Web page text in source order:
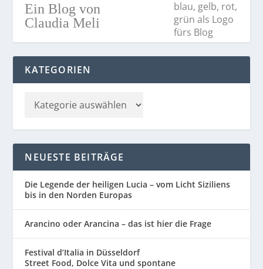
Ein Blog von
Claudia Meli
KATEGORIEN
NEUESTE BEITRÄGE
Die Legende der heiligen Lucia – vom Licht Siziliens
bis in den Norden Europas
Arancino oder Arancina – das ist hier die Frage
Festival d’Italia in Düsseldorf
Street Food, Dolce Vita und spontane